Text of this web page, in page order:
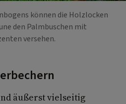
können die Holzlocken
den Palmbuschen mit
versehen.
äußerst vielseitig